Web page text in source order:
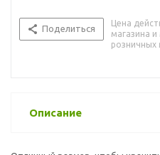
Поделиться
Цена
магазина
розничных
Описание